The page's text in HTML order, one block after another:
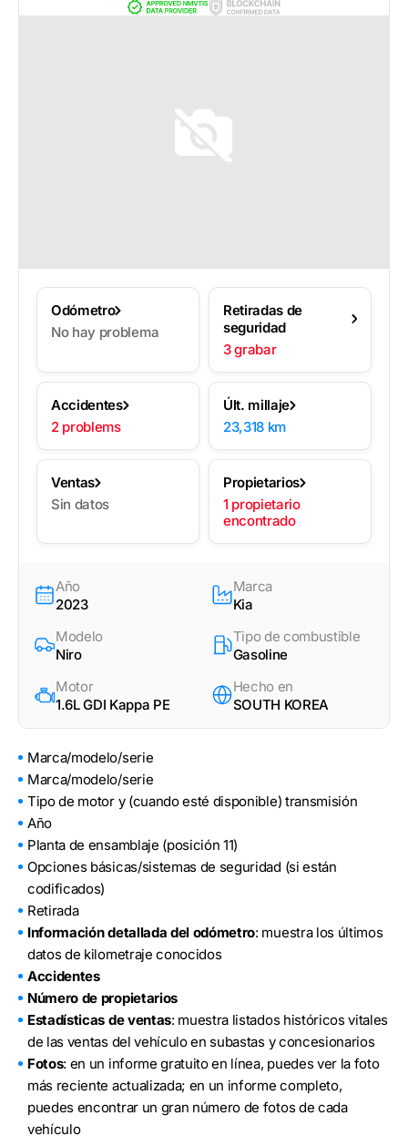
Odómetro
No hay problema
Retiradas de
seguridad
3 grabar
Accidentes
2 problems
Últ. millaje
23,318 km
Ventas
Sin datos
Propietarios
1 propietario
encontrado
Año
2023
Marca
Kia
Modelo
Niro
Tipo de combustible
Gasoline
Motor
1.6L GDI Kappa PE
Hecho en
SOUTH KOREA
Marca/modelo/serie
Marca/modelo/serie
Tipo de motor y (cuando esté disponible) transmisión
Año
Planta de ensamblaje (posición 11)
Opciones básicas/sistemas de seguridad (si están
codificados)
Retirada
Información detallada del odómetro: muestra los últimos
datos de kilometraje conocidos
Accidentes
Número de propietarios
Estadísticas de ventas: muestra listados históricos vitales
de las ventas del vehículo en subastas y concesionarios
Fotos: en un informe gratuito en línea, puedes ver la foto
más reciente actualizada; en un informe completo,
puedes encontrar un gran número de fotos de cada
vehículo